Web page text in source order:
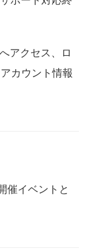
アクセス、ロ
カウント情報
催イベントと